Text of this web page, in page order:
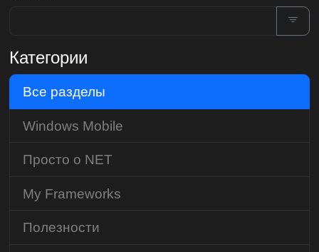
Категории
Все разделы
Windows Mobile
Просто о NET
My Frameworks
Полезности